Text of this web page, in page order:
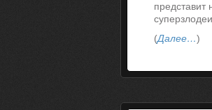
(Далее…)